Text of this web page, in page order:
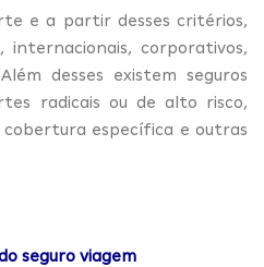
e a partir desses critérios,
internacionais, corporativos,
desses existem seguros
radicais ou de alto risco,
cobertura específica e outras
seguro viagem